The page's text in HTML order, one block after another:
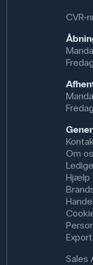
CVR-
Om os
Hjælp
Sales